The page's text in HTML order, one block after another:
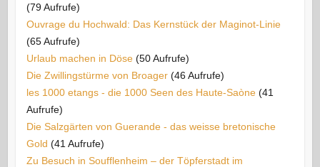
(79 Aufrufe)
Ouvrage du Hochwald: Das Kernstück der Maginot-Linie
(65 Aufrufe)
Urlaub machen in Döse (50 Aufrufe)
Die Zwillingstürme von Broager (46 Aufrufe)
les 1000 etangs - die 1000 Seen des Haute-Saòne (41
Aufrufe)
Die Salzgärten von Guerande - das weisse bretonische
Gold (41 Aufrufe)
Zu Besuch in Soufflenheim – der Töpferstadt im